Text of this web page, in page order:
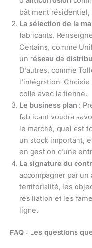
bâtiment résidentiel,
La sélection de la
fabricants.
Certains, comme
un réseau de
D’autres, comme
l’intégration.
colle avec la tienne.
Le business plan :
fabricant voudra
le marché, quel est
un stock important,
en gestion d’une
La signature du
accompagner par un
territorialité, les
résiliation et les
ligne.
FAQ : Les questions